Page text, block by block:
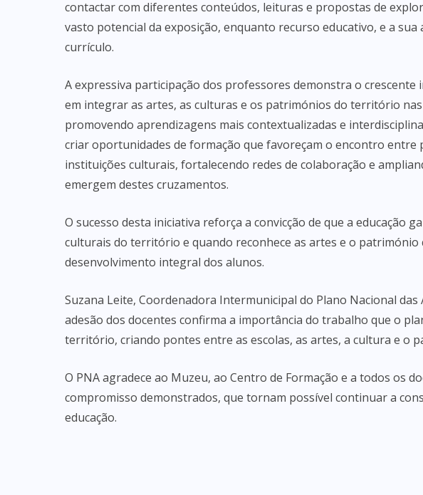
contactar com diferentes conteúdos, leituras e propostas de
vasto potencial da exposição, enquanto recurso educativo, e a
currículo.
A expressiva participação dos professores demonstra o crescente
em integrar as artes, as culturas e os patrimónios do território
promovendo aprendizagens mais contextualizadas e
criar oportunidades de formação que favoreçam o encontro entre
instituições culturais, fortalecendo redes de colaboração e
emergem destes cruzamentos.
O sucesso desta iniciativa reforça a convicção de que a educação
culturais do território e quando reconhece as artes e o
desenvolvimento integral dos alunos.
Suzana Leite, Coordenadora Intermunicipal do Plano Nacional
adesão dos docentes confirma a importância do trabalho que o
território, criando pontes entre as escolas, as artes, a cultura e o
O PNA agradece ao Muzeu, ao Centro de Formação e a todos os
compromisso demonstrados, que tornam possível continuar a
educação.